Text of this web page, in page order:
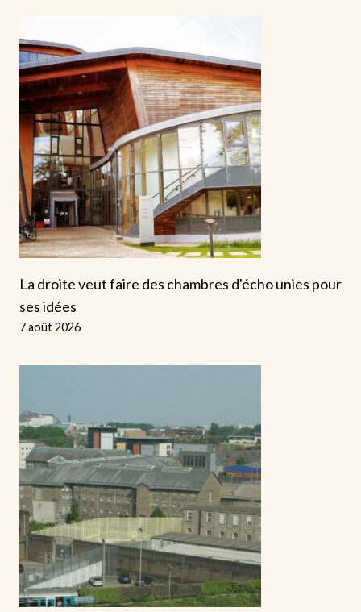
La droite veut faire des chambres d'écho unies pour
ses idées
7 août 2026